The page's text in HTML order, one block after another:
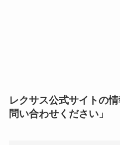
レクサス公式サイトの
問い合わせください」